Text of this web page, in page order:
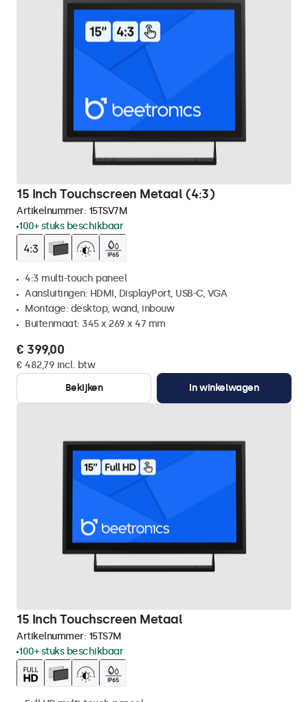
15 Inch Touchscreen Metaal (4:3)
Artikelnummer: 15TSV7M
100+ stuks beschikbaar
4:3 multi-touch paneel
Aansluitingen: HDMI, DisplayPort, USB-C, VGA
Montage: desktop, wand, inbouw
Buitenmaat: 345 x 269 x 47 mm
€ 399,00
€ 482,79 incl. btw
Bekijken
In winkelwagen
15 Inch Touchscreen Metaal
Artikelnummer: 15TS7M
100+ stuks beschikbaar